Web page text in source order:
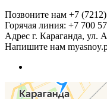
Позвоните нам +7
Горячая линия: +7 700
Адрес г. Караганда, ул.
Напишите нам